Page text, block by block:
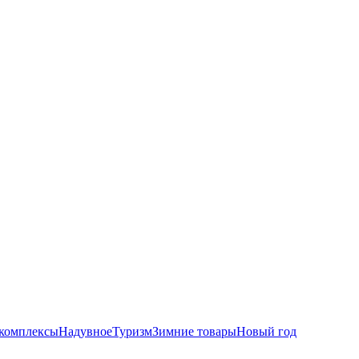
НадувноеТуризмЗимние товарыНовый год